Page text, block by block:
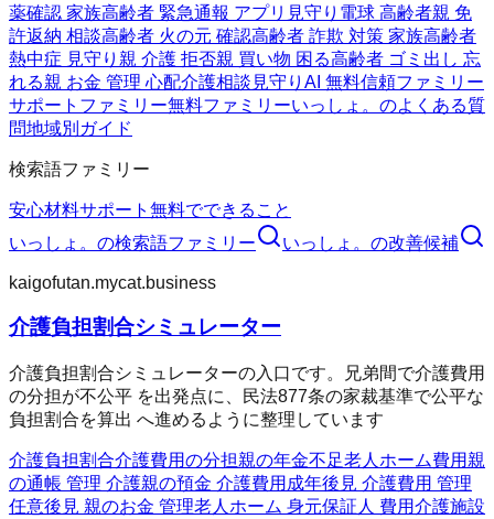
薬確認 家族高齢者 緊急通報 アプリ 見守り電球 高齢者親 免
許返納 相談高齢者 火の元 確認高齢者 詐欺 対策 家族高齢者
熱中症 見守り 親 介護 拒否親 買い物 困る高齢者 ゴミ出し 忘
れる親 お金 管理 心配介護相談 見守りAI 無料信頼ファミリー
サポートファミリー無料ファミリーいっしょ。のよくある質
問地域別ガイド
検索語ファミリー
安心材料サポート 無料でできること
いっしょ。 の検索語ファミリー いっしょ。 の改善候補
kaigofutan.mycat.business
介護負担割合シミュレーター
介護負担割合シミュレーターの入口です。兄弟間で介護費用
の分担が不公平 を出発点に、民法877条の家裁基準で公平な
負担割合を算出 へ進めるように整理しています
介護負担割合介護費用の分担親の年金不足老人ホーム費用 親
の通帳 管理 介護親の預金 介護費用 成年後見 介護費用 管理
任意後見 親のお金 管理老人ホーム 身元保証人 費用介護施設